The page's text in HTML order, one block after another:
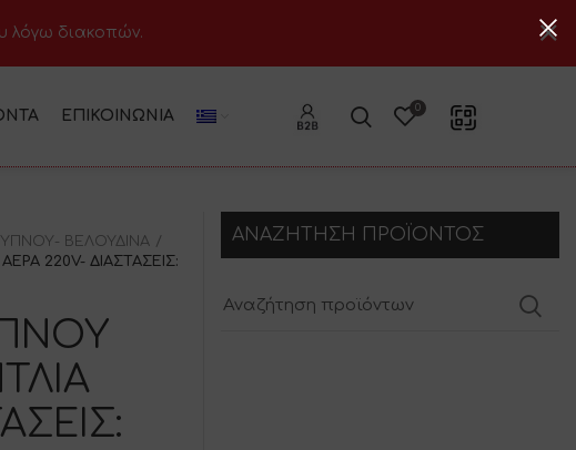
ΕΠΙΚΟΙΝΩΝΊΑ 0
ΒΕΛΟΥΔΙΝΑ
220V- ΔΙΑΣΤΑΣΕΙΣ:
ΑΝΑΖΗΤΗΣΗ ΠΡΟΪΟΝΤΟΣ
λόγω διακοπών.